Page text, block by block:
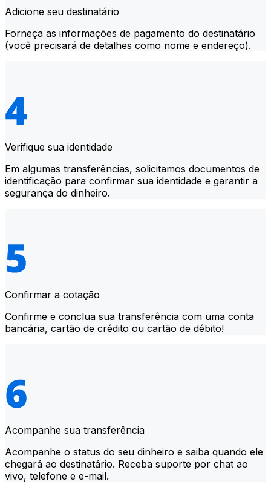
Adicione seu destinatário
Forneça as informações de pagamento do destinatário
(você precisará de detalhes como nome e endereço).
Verifique sua identidade
Em algumas transferências, solicitamos documentos de
identificação para confirmar sua identidade e garantir a
segurança do dinheiro.
Confirmar a cotação
Confirme e conclua sua transferência com uma conta
bancária, cartão de crédito ou cartão de débito!
Acompanhe sua transferência
Acompanhe o status do seu dinheiro e saiba quando ele
chegará ao destinatário. Receba suporte por chat ao
vivo, telefone e e-mail.